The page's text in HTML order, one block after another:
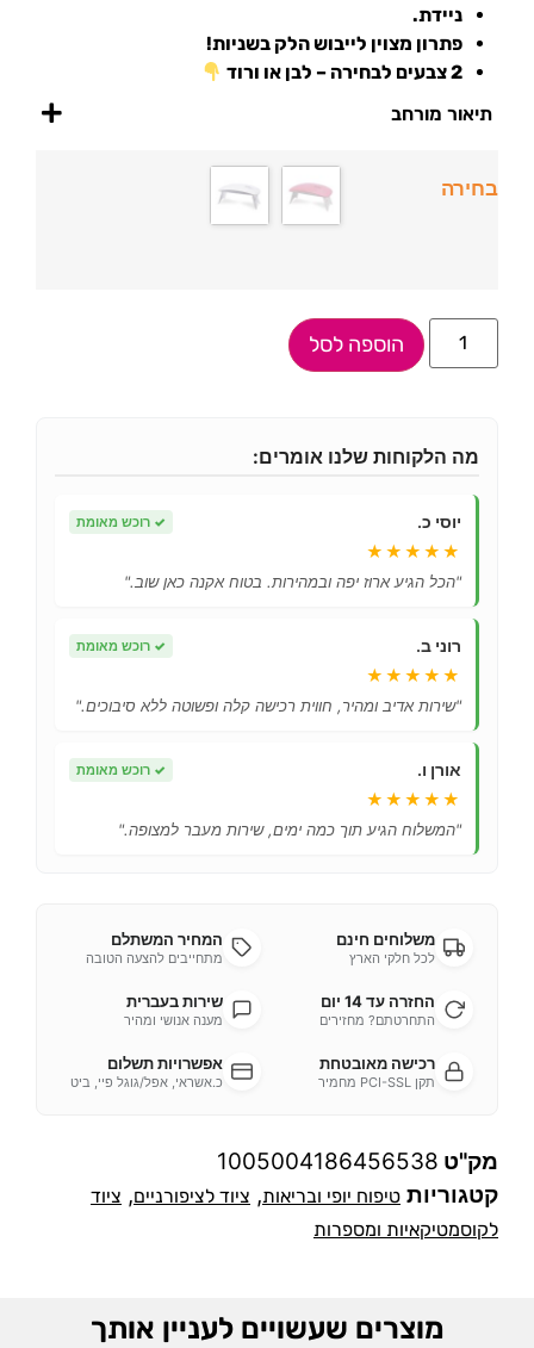
ניידת.
פתרון מצוין לייבוש הלק בשניות!
2 צבעים לבחירה – לבן או ורוד
תיאור מורחב
בחירה
הוספה לסל
מה הלקוחות שלנו אומרים:
יוסי כ. ✓ רוכש מאומת
★★★★★
"הכל הגיע ארוז יפה ובמהירות. בטוח אקנה כאן שוב."
רוני ב. ✓ רוכש מאומת
★★★★★
"שירות אדיב ומהיר, חווית רכישה קלה ופשוטה ללא סיבוכים."
אורן ו. ✓ רוכש מאומת
★★★★★
"המשלוח הגיע תוך כמה ימים, שירות מעבר למצופה."
משלוחים חינם
לכל חלקי הארץ
המחיר המשתלם
מתחייבים להצעה הטובה
החזרה עד 14 יום
התחרטתם? מחזירים
שירות בעברית
מענה אנושי ומהיר
רכישה מאובטחת
תקן PCI-SSL מחמיר
אפשרויות תשלום
כ.אשראי, אפל/גוגל פיי, ביט
מק"ט 1005004186456538
קטגוריות טיפוח יופי ובריאות, ציוד לציפורניים, ציוד
לקוסמטיקאיות ומספרות
מוצרים שעשויים לעניין אותך